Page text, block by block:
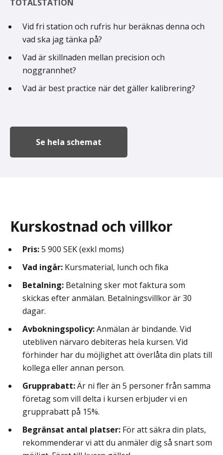
TOTALSTATION
Vid fri station och rufris hur beräknas denna och
vad ska jag tänka på?
Vad är skillnaden mellan precision och
noggrannhet?
Vad är best practice när det gäller kalibrering?
Se hela schemat
Kurskostnad och villkor
Pris:5 900 SEK (exkl moms)
Vad ingår: Kursmaterial, lunch och fika
Betalning: Betalning sker mot faktura som
skickas efter anmälan. Betalningsvillkor är 30
dagar.
Avbokningspolicy:Anmälan är bindande. Vid
utebliven närvaro debiteras hela kursen. Vid
förhinder har du möjlighet att överlåta din plats till
kollega eller annan person.
Grupprabatt:Är ni fler än 5 personer från samma
företag som vill delta i kursen erbjuder vi en
grupprabatt på 15%.
Begränsat antal platser: För att säkra din plats,
rekommenderar vi att du anmäler dig så snart som